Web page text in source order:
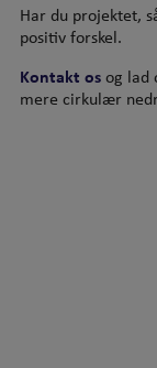
Har du projektet,
positiv forskel.
Kontakt osog lad
mere cirkulær